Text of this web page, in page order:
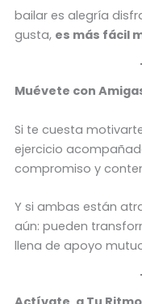
bailar es alegría
gusta, es más fácil
Muévete con
Si te cuesta
ejercicio
compromiso y
Y si ambas están
aún: pueden
llena de apoyo